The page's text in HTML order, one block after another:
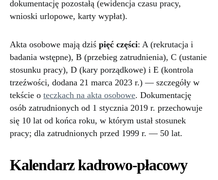
dokumentację pozostałą (ewidencja czasu pracy,
wnioski urlopowe, karty wypłat).
Akta osobowe mają dziś pięć części: A (rekrutacja i
badania wstępne), B (przebieg zatrudnienia), C (ustanie
stosunku pracy), D (kary porządkowe) i E (kontrola
trzeźwości, dodana 21 marca 2023 r.) — szczegóły w
tekście o teczkach na akta osobowe. Dokumentację
osób zatrudnionych od 1 stycznia 2019 r. przechowuje
się 10 lat od końca roku, w którym ustał stosunek
pracy; dla zatrudnionych przed 1999 r. — 50 lat.
Kalendarz kadrowo-płacowy